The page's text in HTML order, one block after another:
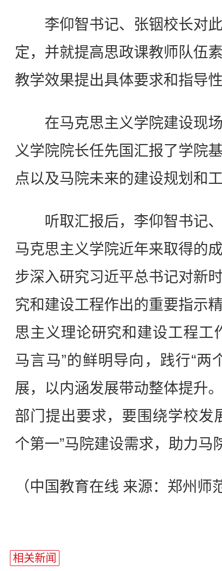
李仰智书记、张铟校长对此
定，并就提高思政课教师队伍
教学效果提出具体要求和指导
在马克思主义学院建设现场
义学院院长任先国汇报了学院
点以及马院未来的建设规划和
听取汇报后，李仰智书记、
马克思主义学院近年来取得的
步深入研究习近平总书记对新
究和建设工程作出的重要指示
思主义理论研究和建设工程工
马言马”的鲜明导向，践行“两
展，以内涵发展带动整体提升
部门提出要求，要围绕学校发
个第一”马院建设需求，助力马
（中国教育在线 来源：郑州师
相关新闻